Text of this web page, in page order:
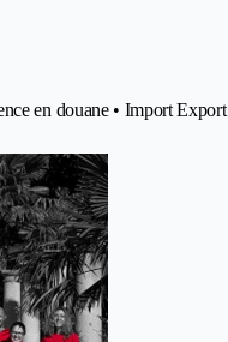
en douane • Import Export